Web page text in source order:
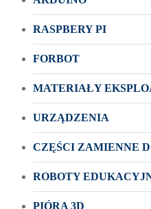
RASPBERY PI
FORBOT
MATERIAŁY
URZĄDZENIA
CZĘŚCI ZAMIENNE
ROBOTY
PIÓRA 3D